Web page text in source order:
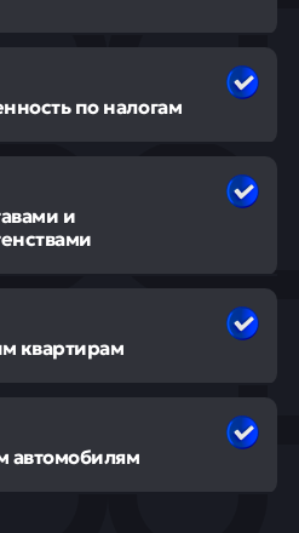
по налогам
и
квартирам
автомобилям